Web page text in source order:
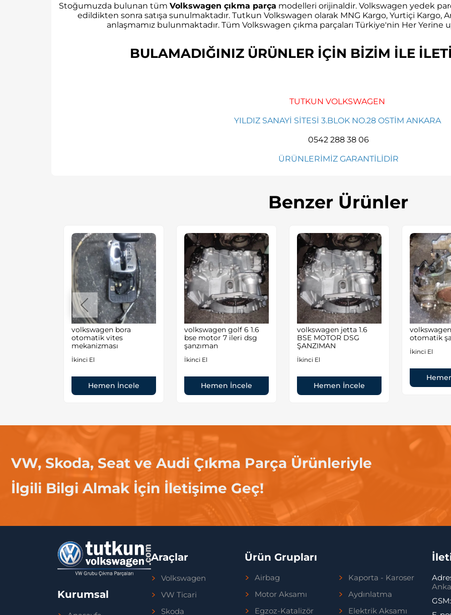
Stoğumuzda bulunan tüm Volkswagen çıkma parça modelleri orijinaldir. Volkswagen yedek
edildikten sonra satışa sunulmaktadır. Tutkun Volkswagen olarak MNG Kargo, Yurtiçi Kargo,
anlaşmamız bulunmaktadır. Tüm Volkswagen çıkma parçaları Türkiye'nin Her
BULAMADIĞINIZ ÜRÜNLER İÇİN BİZİM İLE
TUTKUN VOLKSWAGEN
YILDIZ SANAYİ SİTESİ 3.BLOK NO.28 OSTİM ANKARA
0542 288 38 06
ÜRÜNLERİMİZ GARANTİLİDİR
Benzer Ürünler
volkswagen bora
otomatik vites
mekanizması
İkinci El
Hemen İncele
volkswagen golf 6 1.6
bse motor 7 ileri dsg
şanzıman
İkinci El
Hemen İncele
volkswagen jetta 1.6
BSE MOTOR DSG
ŞANZIMAN
İkinci El
Hemen İncele
otomatik
İkinci El
VW, Skoda, Seat ve Audi Çıkma Parça Ürünleriyle
İlgili Bilgi Almak İçin İletişime Geç!
Kurumsal
Araçlar
Volkswagen
VW Ticari
Skoda
Ürün Grupları
Airbag
Kaporta - Karoser
Motor Aksamı
Aydınlatma
Egzoz-Katalizör
Elektrik Aksamı
GSM: